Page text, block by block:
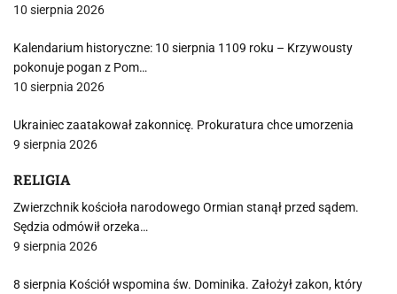
10 sierpnia 2026
Kalendarium historyczne: 10 sierpnia 1109 roku – Krzywousty
pokonuje pogan z Pom…
10 sierpnia 2026
Ukrainiec zaatakował zakonnicę. Prokuratura chce umorzenia
9 sierpnia 2026
RELIGIA
Zwierzchnik kościoła narodowego Ormian stanął przed sądem.
Sędzia odmówił orzeka…
9 sierpnia 2026
8 sierpnia Kościół wspomina św. Dominika. Założył zakon, który